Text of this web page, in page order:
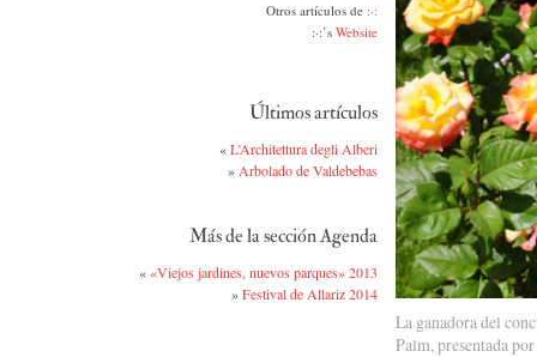
Otros artículos de :·:
:·:’s Website
Últimos artículos
«L’Architettura degli Alberi
» Arbolado de Valdebebas
Más de la sección Agenda
« «Viejos jardines, nuevos parques» 2013
»Festival de Allariz 2014
La ganadora del
Palm, presentada